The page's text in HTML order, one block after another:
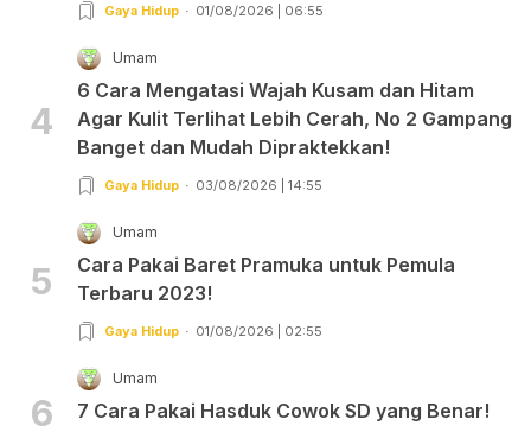
Gaya Hidup 01/08/2026 | 06:55
4
Umam
6 Cara Mengatasi Wajah Kusam dan Hitam
Agar Kulit Terlihat Lebih Cerah, No 2 Gampang
Banget dan Mudah Dipraktekkan!
Gaya Hidup 03/08/2026 | 14:55
5
Umam
Cara Pakai Baret Pramuka untuk Pemula
Terbaru 2023!
Gaya Hidup 01/08/2026 | 02:55
6
Umam
7 Cara Pakai Hasduk Cowok SD yang Benar!